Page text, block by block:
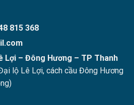
815 368
Lợi – Đông Hương – TP Thanh
lộ Lê Lợi, cách cầu Đông Hương